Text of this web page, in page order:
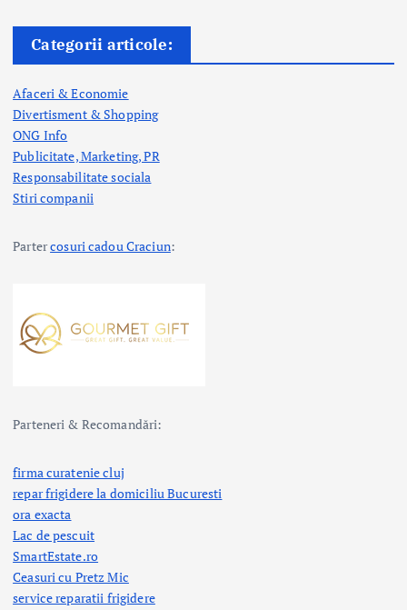
Categorii articole:
Afaceri & Economie
Divertisment & Shopping
ONG Info
Publicitate, Marketing, PR
Responsabilitate sociala
Stiri companii
Partercosuri cadou Craciun:
Parteneri & Recomandări:
firma curatenie cluj
repar frigidere la domiciliu Bucuresti
ora exacta
Lac de pescuit
SmartEstate.ro
Ceasuri cu Pretz Mic
service reparatii frigidere